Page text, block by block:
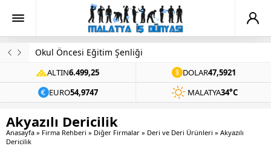
Okul Öncesi Eğitim Şenliği
ALTIN6.499,25 DOLAR47,5921
EURO54,9747 MALATYA34°C
Akyazılı Dericilik
Anasayfa » Firma Rehberi » Diğer Firmalar » Deri ve Deri Ürünleri » Akyazılı
Dericilik